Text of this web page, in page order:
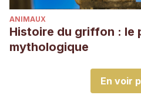
ANIMAUX
Histoire du griffon : le
mythologique
En voir